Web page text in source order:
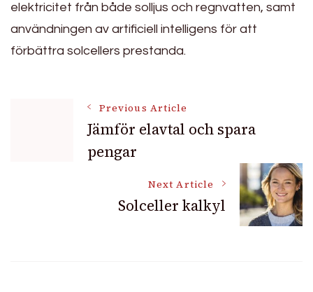
elektricitet från både solljus och regnvatten, samt
användningen av artificiell intelligens för att
förbättra solcellers prestanda.
Navigation
Previous Article
Jämför elavtal och spara
pengar
Next Article
Solceller kalkyl